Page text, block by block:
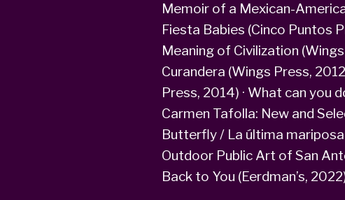
Memoir of a Mexican-
Fiesta Babies (Cinco Puntos
Meaning of Civilization (Wings
Curandera (Wings Press,
Press, 2014) · What can you
Carmen Tafolla: New and
Butterfly / La última mariposa
Outdoor Public Art of San
Back to You (Eerdman’s,